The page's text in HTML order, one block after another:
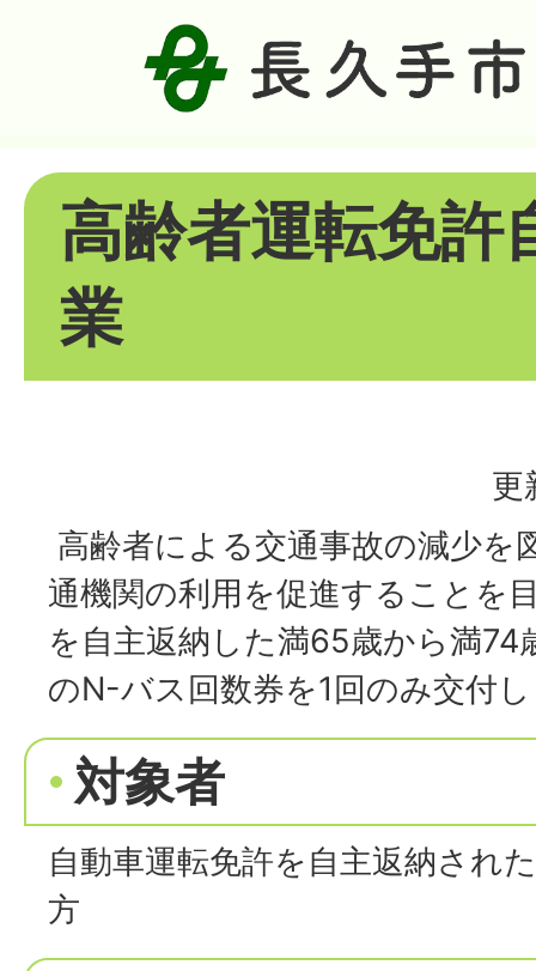
高齢者運転免許
業
更
高齢者による交通事故の減少を
通機関の利用を促進することを
を自主返納した満65歳から満
のN-バス回数券を1回のみ交付
対象者
自動車運転免許を自主返納され
方